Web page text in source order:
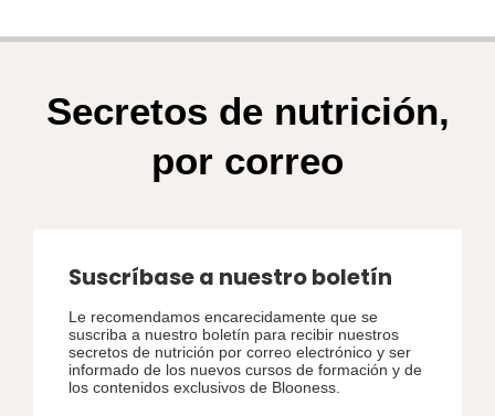
Secretos de nutrición,
por correo
Suscríbase a nuestro boletín
Le recomendamos encarecidamente que se
suscriba a nuestro boletín para recibir nuestros
secretos de nutrición por correo electrónico y ser
informado de los nuevos cursos de formación y de
los contenidos exclusivos de Blooness.